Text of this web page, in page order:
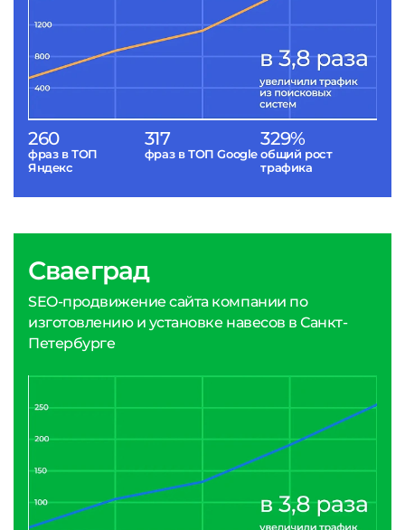
260
фраз в ТОП
Яндекс
317
фраз в ТОП Google
329%
общий рост
трафика
Сваеград
SEO-продвижение сайта компании по
изготовлению и установке навесов в Санкт-
Петербурге